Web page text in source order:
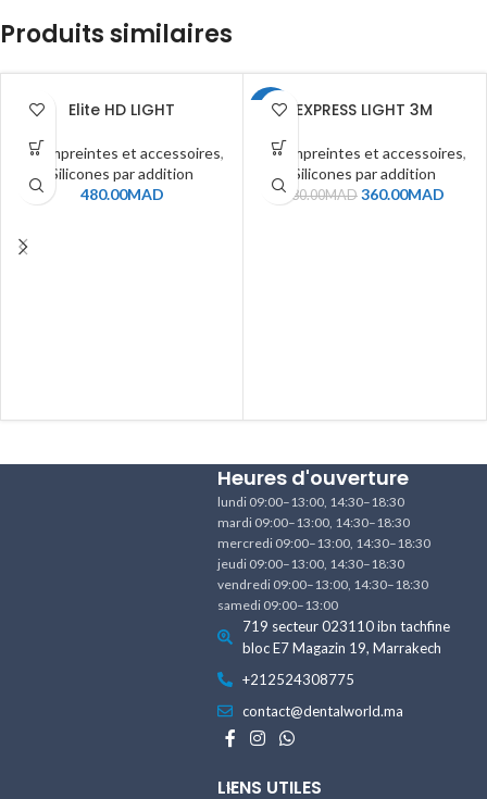
Produits similaires
Elite HD LIGHT
5 - Empreintes et accessoires,
Silicones par addition
480.00MAD
-5% EXPRESS LIGHT 3M
5 - Empreintes et accessoires,
Silicones par addition
380.00MAD 360.00MAD
Heures d'ouverture
lundi 09:00–13:00, 14:30–18:30
mardi 09:00–13:00, 14:30–18:30
mercredi 09:00–13:00, 14:30–18:30
jeudi 09:00–13:00, 14:30–18:30
vendredi 09:00–13:00, 14:30–18:30
samedi 09:00–13:00
719 secteur 023110 ibn tachfine
bloc E7 Magazin 19, Marrakech
+212524308775
contact@dentalworld.ma
LIENS UTILES